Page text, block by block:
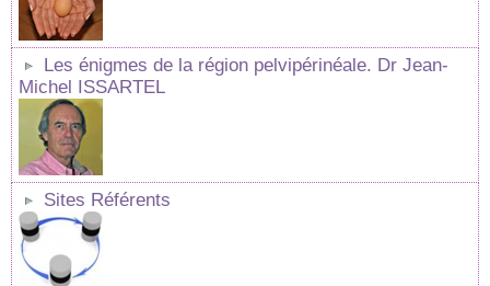
Les énigmes de la région pelvipérinéale. Dr Jean-
Michel ISSARTEL
Sites Référents